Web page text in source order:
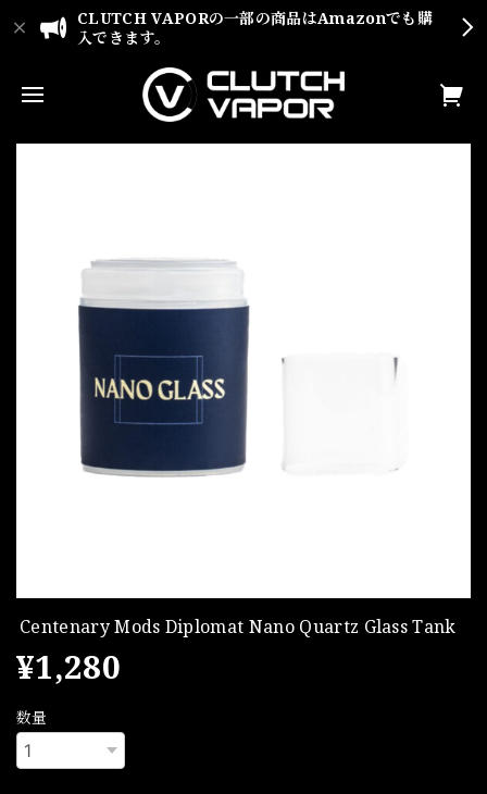
CLUTCH VAPORの一部の商品はAmazonでも購
入できます。
Centenary Mods Diplomat Nano Quartz Glass Tank
¥1,280
数量